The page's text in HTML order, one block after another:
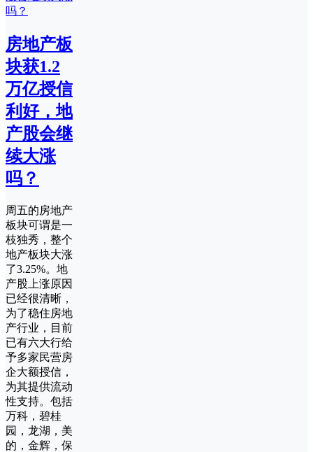
房地产板
块获1.2
万亿授信
利好，地
产股会继
续大涨
吗？
周五的房地产
板块可谓是一
枝独秀，整个
地产板块大涨
了3.25%。地
产股上涨原因
已经很清晰，
为了稳住房地
产行业，目前
已有六大行给
予多家民营房
企大额授信，
为其提供流动
性支持。包括
万科，碧桂
园，龙湖，美
的，金辉，保